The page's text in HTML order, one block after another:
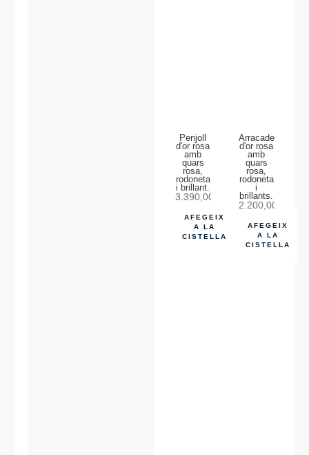
Penjoll
d'or rosa
amb
quars
rosa,
rodoneta
i brillant.
3.390,00
AFEGEIX
A LA
CISTELLA
Arracades
d'or rosa
amb
quars
rosa,
rodoneta
i
brillants.
2.200,00
AFEGEIX
A LA
CISTELLA